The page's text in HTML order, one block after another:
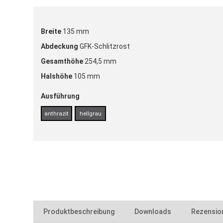
Ausführung
anthrazit hellgrau
Breite 135 mm
Abdeckung GFK-Schlitzrost
Gesamthöhe254,5 mm
Halshöhe 105 mm
Produktbeschreibung Downloads